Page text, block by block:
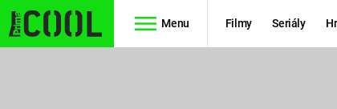
Menu Filmy Seriály